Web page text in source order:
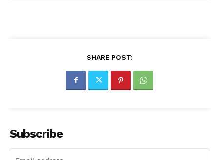
SHARE POST:
Subscribe